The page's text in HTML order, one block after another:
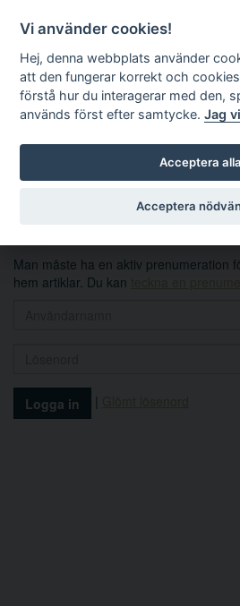
Logga in
Man måste ha en aktiv prenumeration
hem artiklar. Du kan
|
Vi använder cookies!
Hej, denna webbplats använder
att den fungerar korrekt och
förstå hur du interagerar med den,
används först efter samtycke.Jag
Acceptera alla
Acceptera